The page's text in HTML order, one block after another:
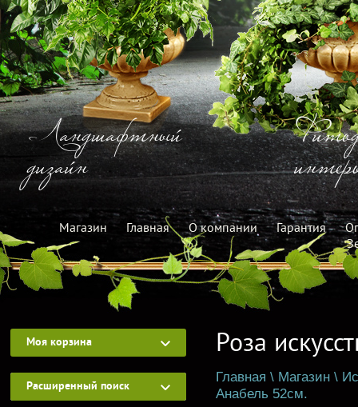
Ландшафтный
дизайн
Магазин Главная О компании Гарантия
Роза
Главная \ Магазин \
Анабель 52см.
Моя корзина
Расширенный поиск